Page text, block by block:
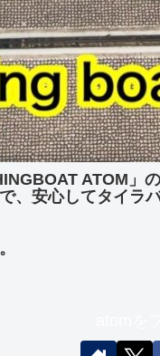
ATOM」
、安心してタイラ